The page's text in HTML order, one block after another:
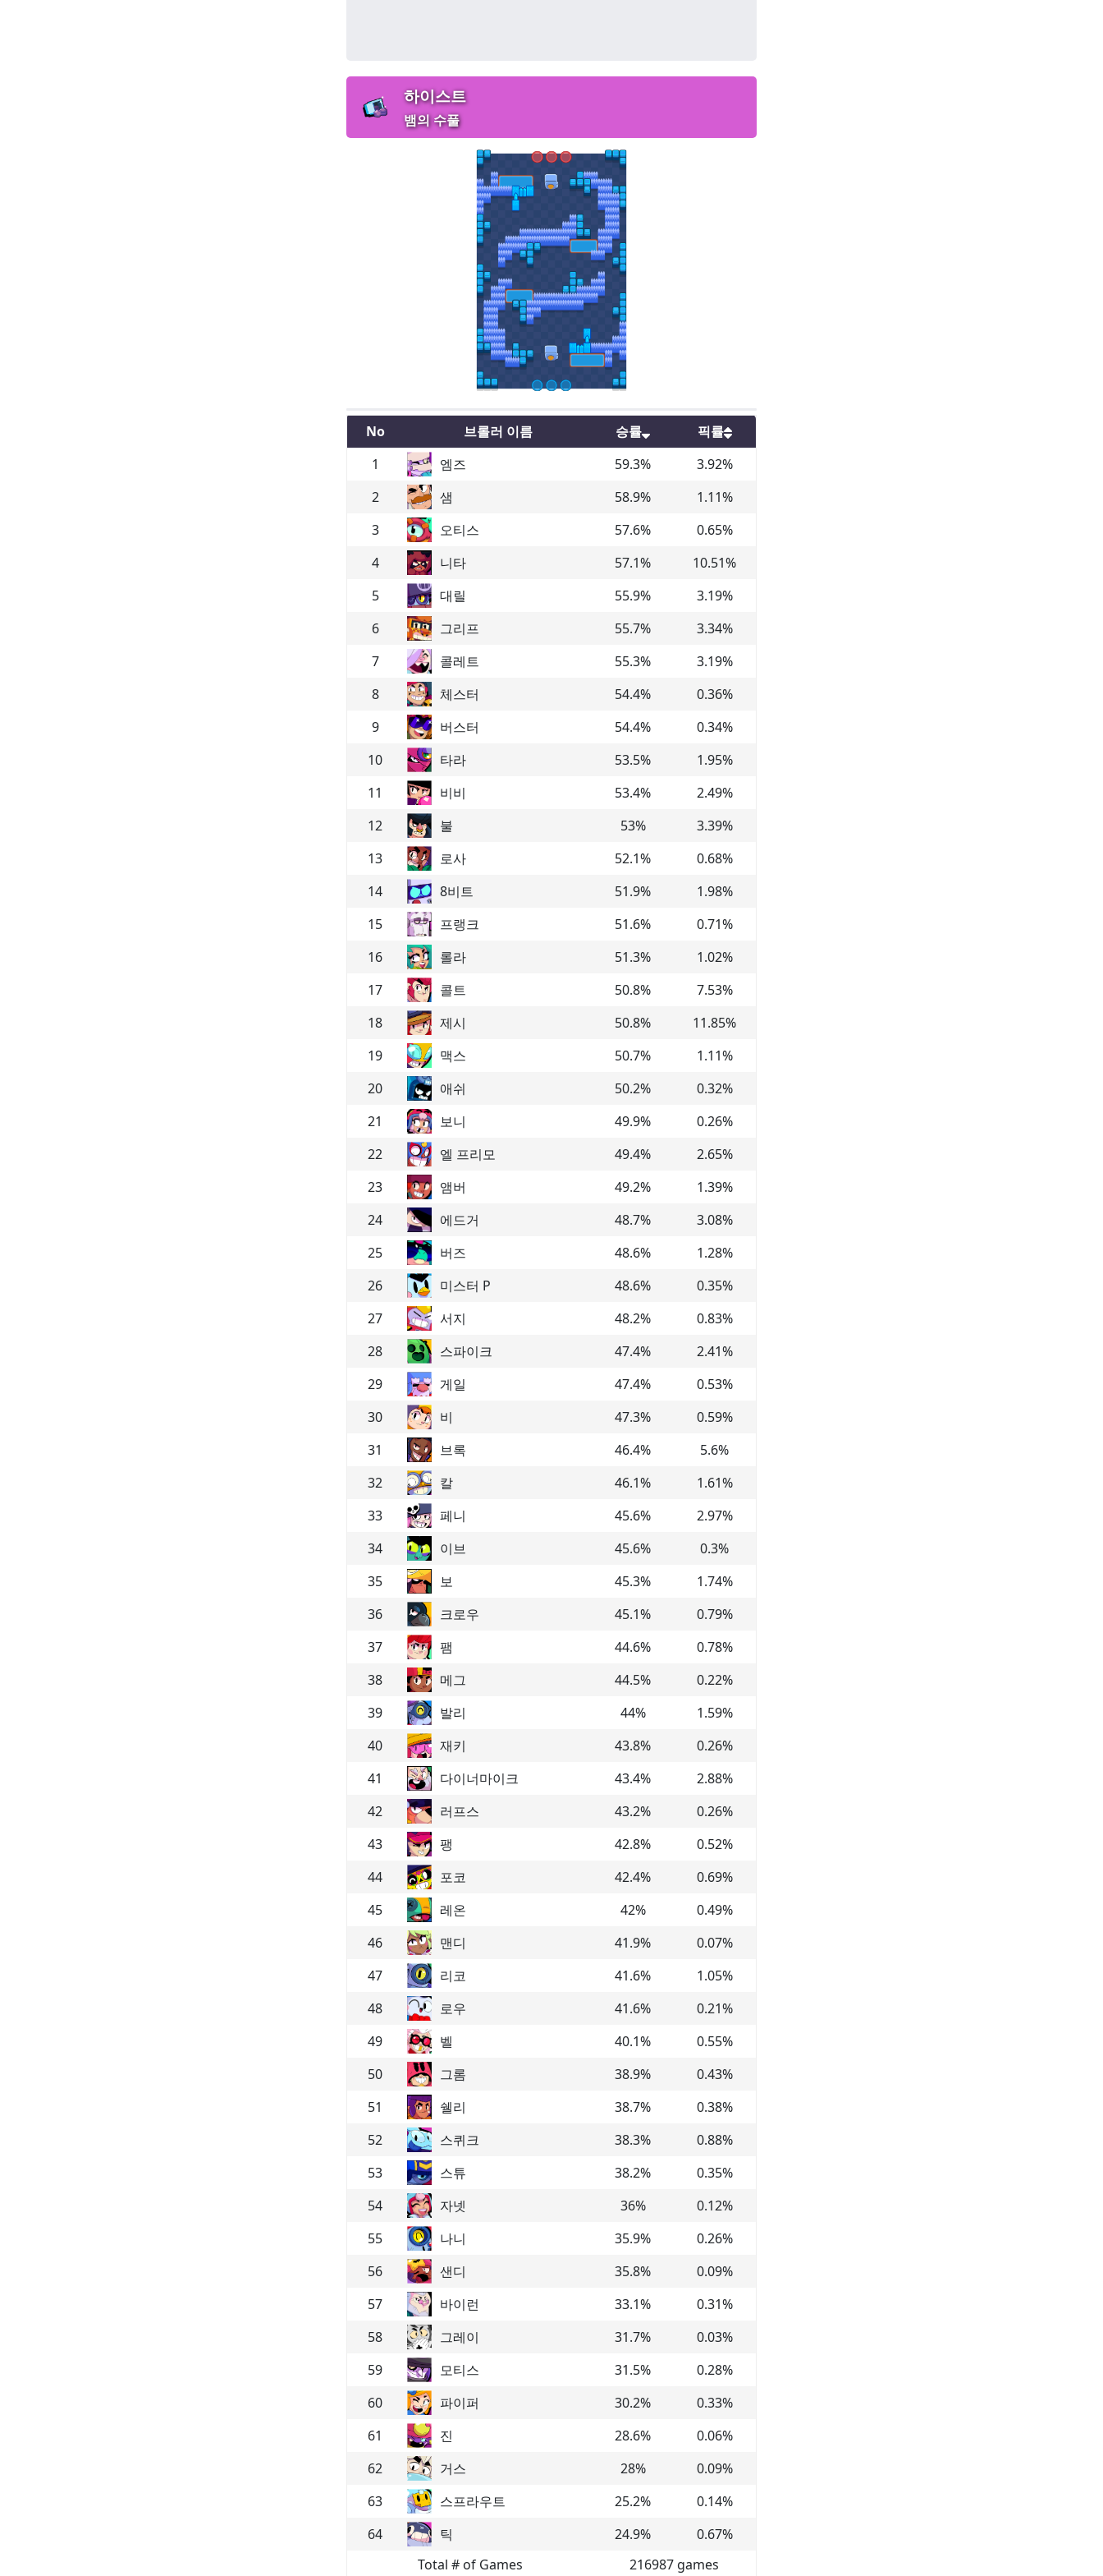
하이스트
뱀의 수풀
No 브롤러 이름 승률
픽률
1
엠즈 59.3% 3.92%
2
샘 58.9% 1.11%
3
오티스 57.6% 0.65%
4
니타 57.1% 10.51%
5
대릴 55.9% 3.19%
6
그리프 55.7% 3.34%
7
콜레트 55.3% 3.19%
8
체스터 54.4% 0.36%
9
버스터 54.4% 0.34%
10
타라 53.5% 1.95%
11
비비 53.4% 2.49%
12
불 53% 3.39%
13
로사 52.1% 0.68%
14
8비트 51.9% 1.98%
15
프랭크 51.6% 0.71%
16
롤라 51.3% 1.02%
17
콜트 50.8% 7.53%
18
제시 50.8% 11.85%
19
맥스 50.7% 1.11%
20
애쉬 50.2% 0.32%
21
보니 49.9% 0.26%
22
엘 프리모 49.4% 2.65%
23
앰버 49.2% 1.39%
24
에드거 48.7% 3.08%
25
버즈 48.6% 1.28%
26
미스터 P 48.6% 0.35%
27
서지 48.2% 0.83%
28
스파이크 47.4% 2.41%
29
게일 47.4% 0.53%
30
비 47.3% 0.59%
31
브록 46.4% 5.6%
32
칼 46.1% 1.61%
33
페니 45.6% 2.97%
34
이브 45.6% 0.3%
35
보 45.3% 1.74%
36
크로우 45.1% 0.79%
37
팸 44.6% 0.78%
38
메그 44.5% 0.22%
39
발리 44% 1.59%
40
재키 43.8% 0.26%
41
다이너마이크 43.4% 2.88%
42
러프스 43.2% 0.26%
43
팽 42.8% 0.52%
44
포코 42.4% 0.69%
45
레온 42% 0.49%
46
맨디 41.9% 0.07%
47
리코 41.6% 1.05%
48
로우 41.6% 0.21%
49
벨 40.1% 0.55%
50
그롬 38.9% 0.43%
51
쉘리 38.7% 0.38%
52
스퀴크 38.3% 0.88%
53
스튜 38.2% 0.35%
54
자넷 36% 0.12%
55
나니 35.9% 0.26%
56
샌디 35.8% 0.09%
57
바이런 33.1% 0.31%
58
그레이 31.7% 0.03%
59
모티스 31.5% 0.28%
60
파이퍼 30.2% 0.33%
61
진 28.6% 0.06%
62
거스 28% 0.09%
63
스프라우트 25.2% 0.14%
64
틱 24.9% 0.67%
Total # of Games
216987 games